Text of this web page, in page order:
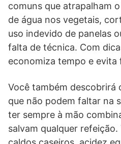
comuns que atrapalham
de água nos vegetais,
uso indevido de panelas
falta de técnica. Com
economiza tempo e
Você também descobrirá
que não podem faltar na
ter sempre à mão
salvam qualquer